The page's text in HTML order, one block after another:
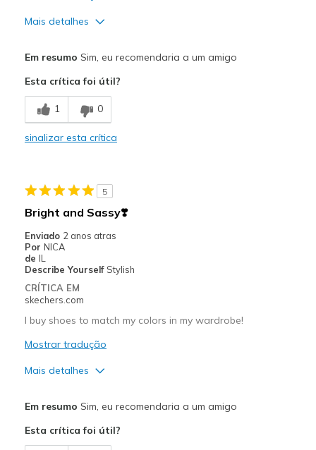
Mais detalhes
Comfortable
Durable
Casual Wear
Width
Sizing
View On Shoes
Shoes are for Wearing
Em resumo Sim, eu recomendaria a um amigo
Esta crítica foi útil?
1 0
sinalizar esta crítica
5
Bright and Sassy❣️
Enviado 2 anos atras
Por NICA
de IL
Describe Yourself Stylish
CRÍTICA EM
skechers.com
I buy shoes to match my colors in my wardrobe!
Mostrar tradução
Mais detalhes
COLORFUL
Em resumo Sim, eu recomendaria a um amigo
Esta crítica foi útil?